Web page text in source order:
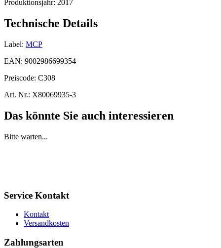
Produktionsjahr: 2017
Technische Details
Label: MCP
EAN: 9002986699354
Preiscode: C308
Art. Nr.: X80069935-3
Das könnte Sie auch interessieren
Bitte warten...
Service Kontakt
Kontakt
Versandkosten
Zahlungsarten